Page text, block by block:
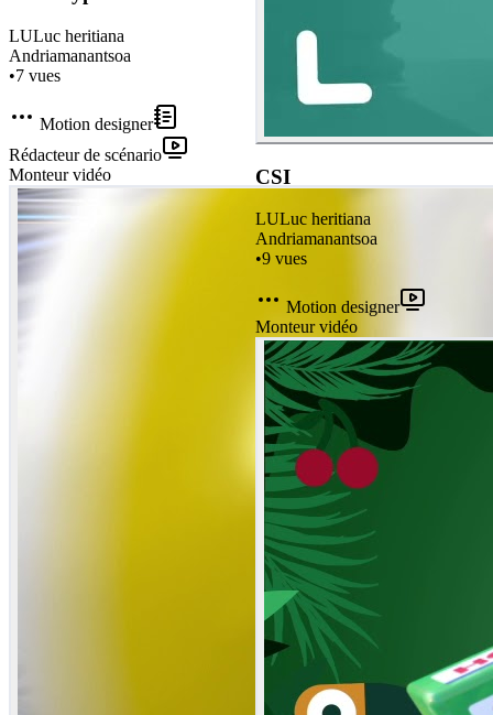
LULuc heritiana
Andriamanantsoa
•7 vues
Motion designer
Rédacteur de scénario
Monteur vidéo
CSI
LULuc heritiana
Andriamanantsoa
•9 vues
Motion designer
Monteur vidéo